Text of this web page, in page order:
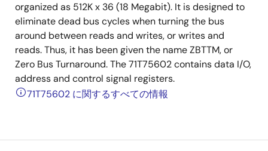
organized as 512K x 36 (18 Megabit). It is designed to
eliminate dead bus cycles when turning the bus
around between reads and writes, or writes and
reads. Thus, it has been given the name ZBTTM, or
Zero Bus Turnaround. The 71T75602 contains data I/O,
address and control signal registers.
71T75602 に関するすべての情報